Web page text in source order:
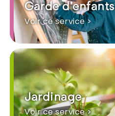
Garde d'enfants
Voir ce service >
Jardinage
Voir ce service >